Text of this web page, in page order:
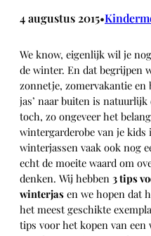
4 augustus 2015•
We know, eigenlijk wil je
de winter. En dat begrijpen
zonnetje, zomervakantie en
jas’ naar buiten is
toch, zo ongeveer het
wintergarderobe van je
winterjassen vaak ook nog
echt de moeite waard om
denken. Wij hebben 3 tips
winterjas en we hopen dat
het meest geschikte
tips voor het kopen van